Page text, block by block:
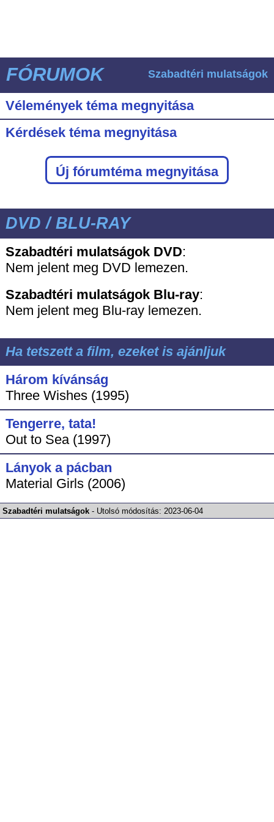
FÓRUMOK Szabadtéri mulatságok
Vélemények téma megnyitása
Kérdések téma megnyitása
Új fórumtéma megnyitása
DVD / BLU-RAY
Szabadtéri mulatságok DVD:
Nem jelent meg DVD lemezen.
Szabadtéri mulatságok Blu-ray:
Nem jelent meg Blu-ray lemezen.
Ha tetszett a film, ezeket is ajánljuk
Három kívánság
Three Wishes (1995)
Tengerre, tata!
Out to Sea (1997)
Lányok a pácban
Material Girls (2006)
Szabadtéri mulatságok - Utolsó módosítás: 2023-06-04